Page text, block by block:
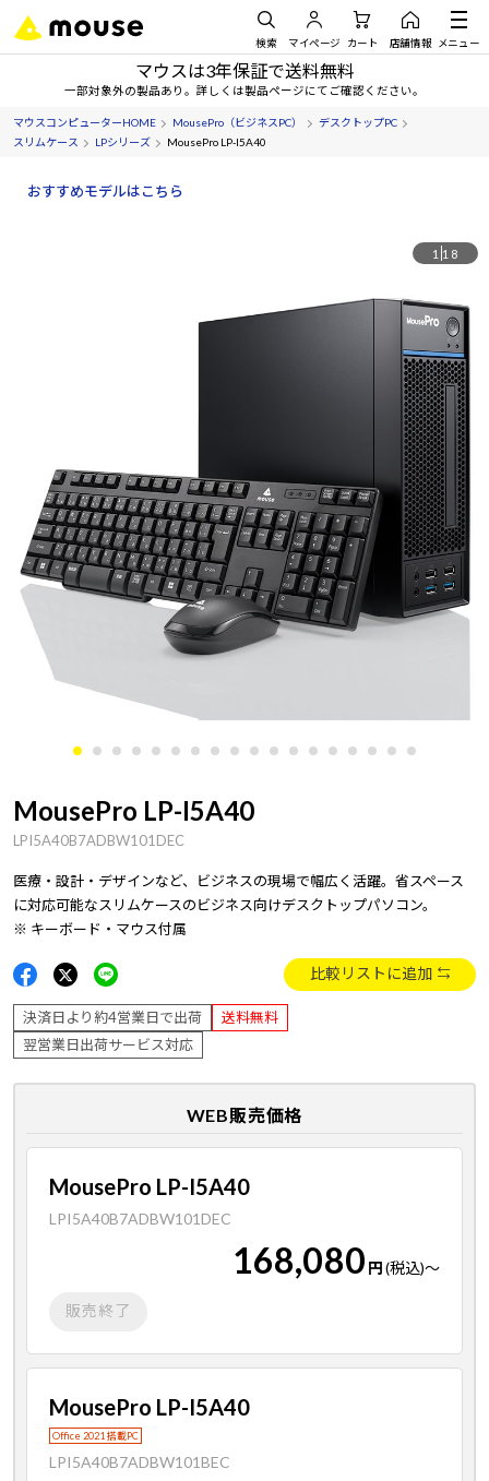
検索 マイページ カート 店舗情報 メニュー
マウスは3年保証で送料無料
一部対象外の製品あり。詳しくは製品ページにてご確認ください。
マウスコンピューターHOME MousePro（ビジネスPC）
デスクトップPC
スリムケース
LPシリーズ MousePro LP-I5A40
おすすめモデルはこちら
1 18
MousePro LP-I5A40
LPI5A40B7ADBW101DEC
医療・設計・デザインなど、ビジネスの現場で幅広く活躍。省スペース
に対応可能なスリムケースのビジネス向けデスクトップパソコン。
※ キーボード・マウス付属
比較リストに追加
決済日より約4営業日で出荷
送料無料
翌営業日出荷サービス対応
WEB販売価格
MousePro LP-I5A40
LPI5A40B7ADBW101DEC
168,080 円(税込)～
販売終了
MousePro LP-I5A40
Office 2021 搭載PC
LPI5A40B7ADBW101BEC